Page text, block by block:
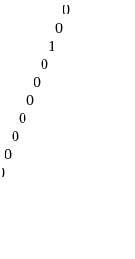
0
0
1
0
0
0
0
0
0